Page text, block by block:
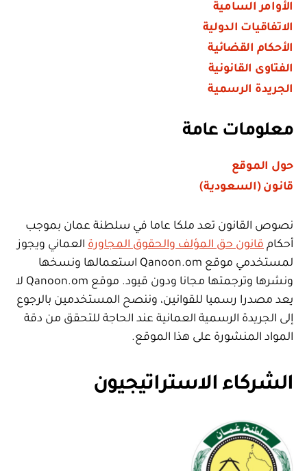
الأوامر السامية
الاتفاقيات الدولية
الأحكام القضائية
الفتاوى القانونية
الجريدة الرسمية
معلومات عامة
حول الموقع
قانون (السعودية)
نصوص القانون تعد ملكا عاما في سلطنة عمان بموجب
أحكام قانون حق المؤلف والحقوق المجاورة العماني ويجوز
لمستخدمي موقع Qanoon.om استعمالها ونسخها
ونشرها وترجمتها مجانا ودون قيود. موقع Qanoon.om لا
يعد مصدرا رسميا للقوانين، وننصح المستخدمين بالرجوع
إلى الجريدة الرسمية العمانية عند الحاجة للتحقق من دقة
المواد المنشورة على هذا الموقع.
الشركاء الاستراتيجيون